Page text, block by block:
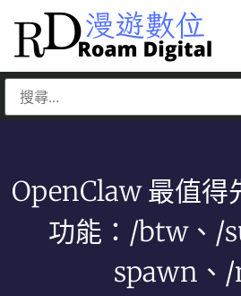
OpenClaw 最值得
功能：/btw、/
spawn、